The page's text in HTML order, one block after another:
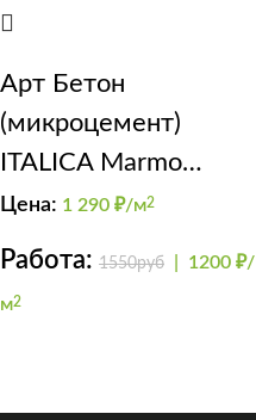
Арт Бетон
(микроцемент)
ITALICA Marmo
Travertino Fine + Perla
Цена: 1 290 ₽/м2
Работа: 1550руб 1200 ₽/
м2